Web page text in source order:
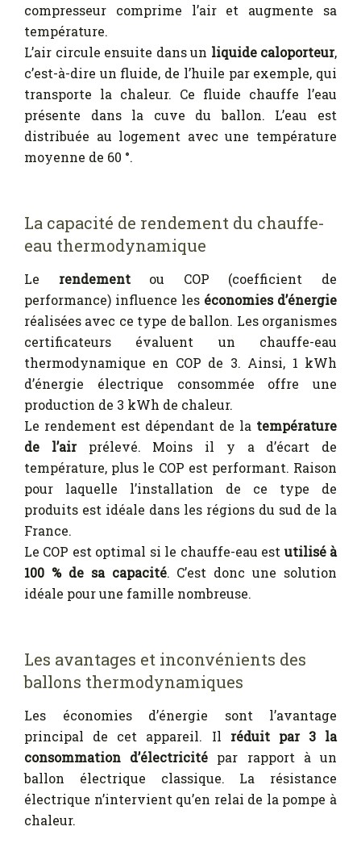
compresseur comprime l’air et augmente sa
température.
L’air circule ensuite dans un liquide caloporteur,
c’est-à-dire un fluide, de l’huile par exemple, qui
transporte la chaleur. Ce fluide chauffe l’eau
présente dans la cuve du ballon. L’eau est
distribuée au logement avec une température
moyenne de 60 °.
La capacité de rendement du chauffe-
eau thermodynamique
Le rendementou COP (coefficient de
performance) influence les économies d’énergie
réalisées avec ce type de ballon. Les organismes
certificateurs évaluent un chauffe-eau
thermodynamique en COP de 3. Ainsi, 1 kWh
d’énergie électrique consommée offre une
production de 3 kWh de chaleur.
Le rendement est dépendant de la température
de l’air prélevé. Moins il y a d’écart de
température, plus le COP est performant. Raison
pour laquelle l’installation de ce type de
produits est idéale dans les régions du sud de la
France.
Le COP est optimal si le chauffe-eau est utilisé à
100 % de sa capacité. C’est donc une solution
idéale pour une famille nombreuse.
Les avantages et inconvénients des
ballons thermodynamiques
Les économies d’énergie sont l’avantage
principal de cet appareil. Il réduit par 3 la
consommation d’électricité par rapport à un
ballon électrique classique. La résistance
électrique n’intervient qu’en relai de la pompe à
chaleur.